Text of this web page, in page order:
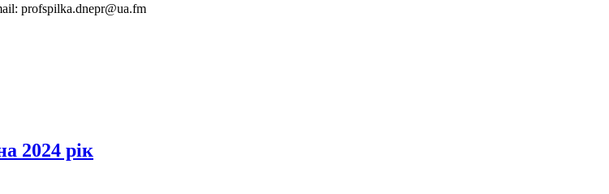
profspilka.dnepr@ua.fm
2024 рік